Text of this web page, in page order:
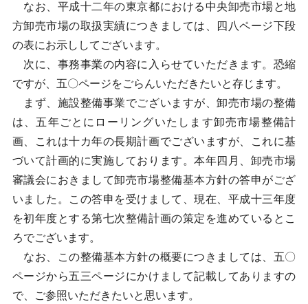
なお、平成十二年の東京都における中央卸売市場と地
方卸売市場の取扱実績につきましては、四八ページ下段
の表にお示ししてございます。
次に、事務事業の内容に入らせていただきます。恐縮
ですが、五〇ページをごらんいただきたいと存じます。
まず、施設整備事業でございますが、卸売市場の整備
は、五年ごとにローリングいたします卸売市場整備計
画、これは十カ年の長期計画でございますが、これに基
づいて計画的に実施しております。本年四月、卸売市場
審議会におきまして卸売市場整備基本方針の答申がござ
いました。この答申を受けまして、現在、平成十三年度
を初年度とする第七次整備計画の策定を進めているとこ
ろでございます。
なお、この整備基本方針の概要につきましては、五〇
ページから五三ページにかけまして記載してありますの
で、ご参照いただきたいと思います。